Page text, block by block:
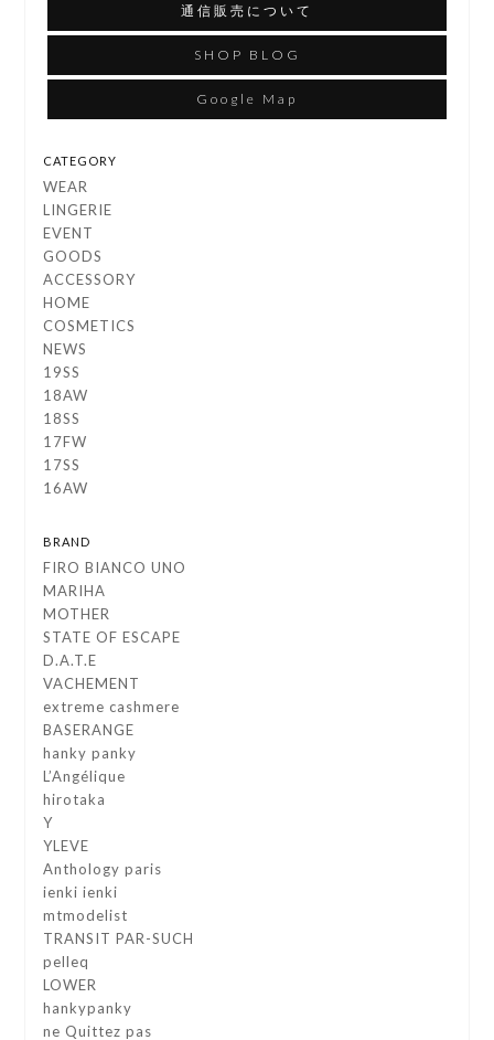
通信販売について
SHOP BLOG
Google Map
CATEGORY
WEAR
LINGERIE
EVENT
GOODS
ACCESSORY
HOME
COSMETICS
NEWS
19SS
18AW
18SS
17FW
17SS
16AW
BRAND
FIRO BIANCO UNO
MARIHA
MOTHER
STATE OF ESCAPE
D.A.T.E
VACHEMENT
extreme cashmere
BASERANGE
hanky panky
L’Angélique
hirotaka
Y
YLEVE
Anthology paris
ienki ienki
mtmodelist
TRANSIT PAR-SUCH
pelleq
LOWER
hankypanky
ne Quittez pas